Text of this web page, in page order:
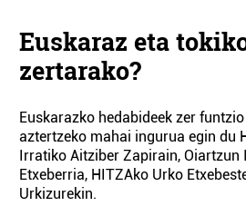
Euskaraz eta
zertarako?
Euskarazko hedabideek zer
aztertzeko mahai ingurua egin du
Irratiko Aitziber Zapirain, Oiartzun
Etxeberria, HITZAko Urko
Urkizurekin.